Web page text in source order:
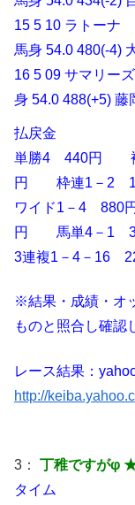
15 5 10 ラト
馬身 54.0 480(-4)
16 5 09 サマリ
身 54.0 488(+5) 藤
払戻金
単勝4 440円
円 枠連1－2
ワイド1－4
円 馬単4－1
3連複1－4－16
※結果・成績・オ
ものと照合し確認
レース結果：
http://
3： 丁稚ですがφ
タイム